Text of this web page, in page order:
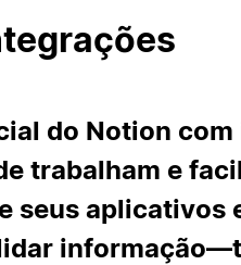
do Notion
trabalham e
seus aplicativos